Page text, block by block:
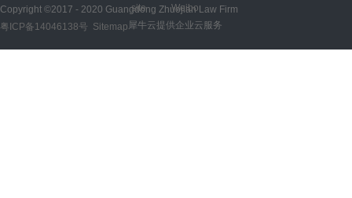
Copyright ©2017 - 2020 Guangdong Zhuojian Law Firm
粤ICP备14046138号 Sitemap 犀牛云提供企业云服务
site Weibo